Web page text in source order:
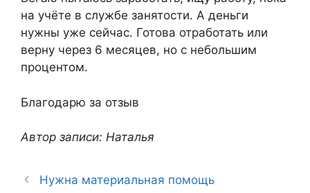
на учёте в службе занятости. А деньги
нужны уже сейчас. Готова отработать или
верну через 6 месяцев, но с небольшим
процентом.
Благодарю за отзыв
Автор записи: Наталья
Нужна материальная помощь